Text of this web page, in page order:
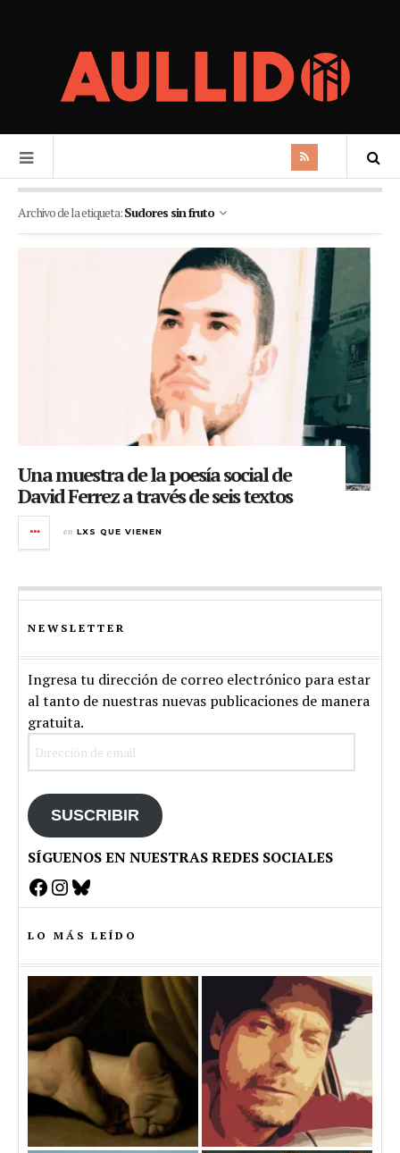
Archivo de la etiqueta:Sudores sin fruto
Una muestra de la poesía social de
David Ferrez a través de seis textos
en LXS QUE VIENEN
NEWSLETTER
Ingresa tu dirección de correo electrónico para estar
al tanto de nuestras nuevas publicaciones de manera
gratuita.
SUSCRIBIR
SÍGUENOS EN NUESTRAS REDES SOCIALES
Facebook
Instagram
Bluesky
LO MÁS LEÍDO